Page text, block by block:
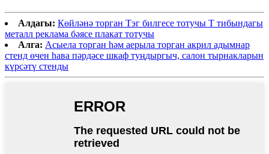
Алдагы: Көйләнә торган Тэг билгесе тотучы T тибындагы
металл реклама бәясе плакат тотучы
Алга: Acыела торган һәм аерыла торган акрил адымнар
стенд өчен һава пәрдәсе шкаф туңдыргыч, салон тырнакларын
күрсәтү стенды